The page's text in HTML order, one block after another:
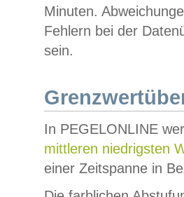
Minuten.
Fehlern bei der
sein.
In PEGELONLINE
mittleren niedrigsten
einer Zeitspanne in